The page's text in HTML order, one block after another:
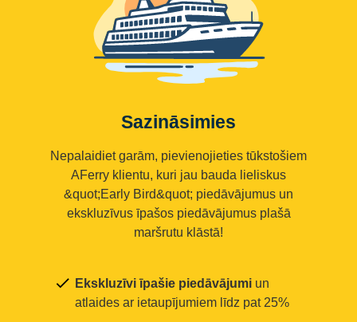
Sazināsimies
Nepalaidiet garām, pievienojieties tūkstošiem
AFerry klientu, kuri jau bauda lieliskus
&quot;Early Bird&quot; piedāvājumus un
ekskluzīvus īpašos piedāvājumus plašā
maršrutu klāstā!
Ekskluzīvi īpašie piedāvājumi un
atlaides ar ietaupījumiem līdz pat 25%